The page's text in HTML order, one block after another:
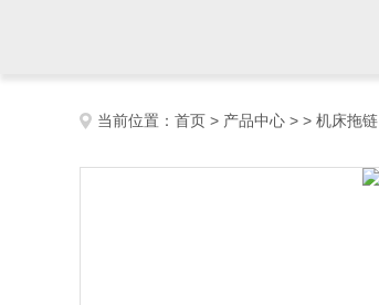
当前位置： 首页 > 产品中心 > > 机床拖链